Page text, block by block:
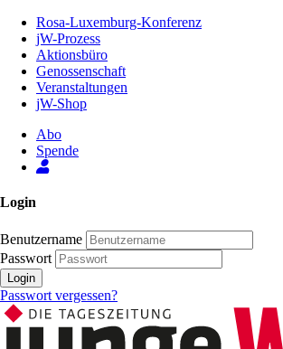
Inhalt
Seite
Rosa-Luxemburg-Konferenz
jW-Prozess
Aktionsbüro
Genossenschaft
Veranstaltungen
jW-Shop
Abo
Spende
Login
Benutzername
Passwort
Login
Passwort vergessen?